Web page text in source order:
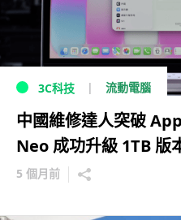
3C科技 流動電腦
中國維修達人突破
Neo 成功升級 1TB 版
5 個月前